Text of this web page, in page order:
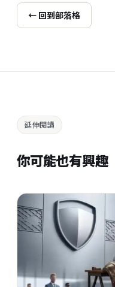
← 回到部落格
延伸閱讀
你可能也有興趣